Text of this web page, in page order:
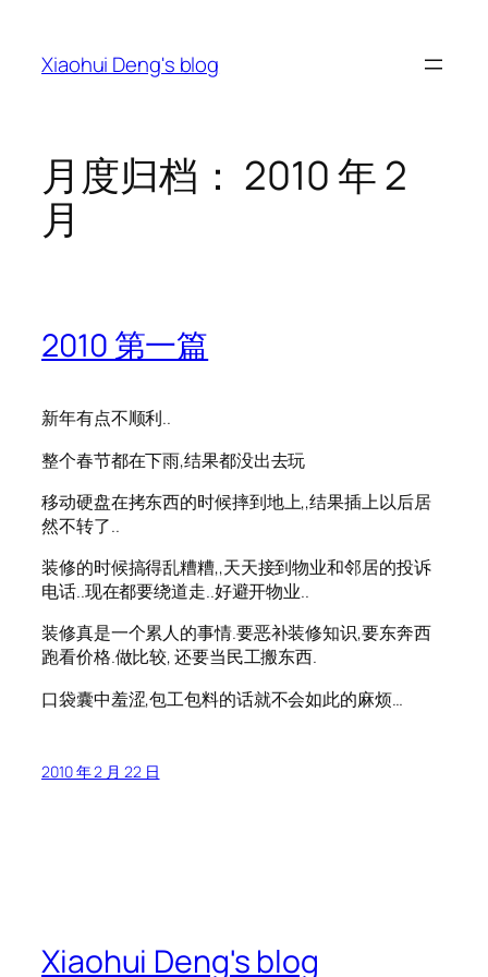
Xiaohui Deng's blog
月度归档： 2010 年 2
月
2010 第一篇
新年有点不顺利..
整个春节都在下雨,结果都没出去玩
移动硬盘在拷东西的时候摔到地上,,结果插上以后居
然不转了..
装修的时候搞得乱糟糟,,天天接到物业和邻居的投诉
电话..现在都要绕道走..好避开物业..
装修真是一个累人的事情.要恶补装修知识,要东奔西
跑看价格.做比较, 还要当民工搬东西.
口袋囊中羞涩,包工包料的话就不会如此的麻烦…
2010 年 2 月 22 日
Xiaohui Deng's blog